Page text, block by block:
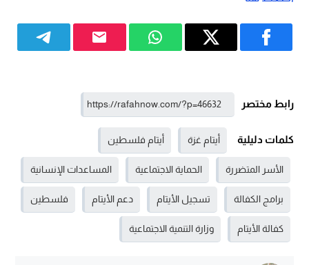
رابط مختصر
كلمات دليلية أيتام غزة أيتام فلسطين
الأسر المتضررة الحماية الاجتماعية المساعدات الإنسانية
برامج الكفالة تسجيل الأيتام دعم الأيتام فلسطين
كفالة الأيتام وزارة التنمية الاجتماعية